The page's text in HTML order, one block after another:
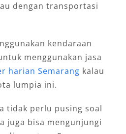
dengan transportasi
kendaraan
menggunakan jasa
harian Semarang kalau
lumpia ini.
tidak perlu pusing soal
juga bisa mengunjungi